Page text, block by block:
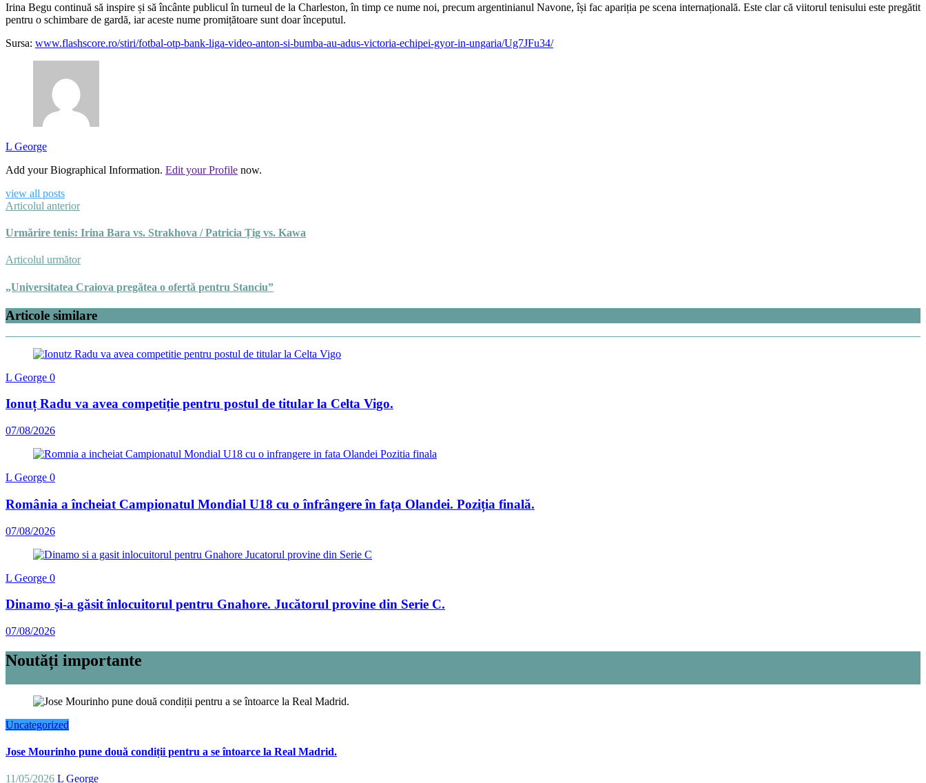
Irina Begu continuă să inspire și să încânte publicul în turneul de la Charleston, în timp ce nume noi, precum argentinianul Navone, își fac apariția pe scena internațională. Este clar că viitorul tenisului este pregătit
pentru o schimbare de gardă, iar aceste nume promițătoare sunt doar începutul.
Sursa: www.flashscore.ro/stiri/fotbal-otp-bank-liga-video-anton-si-bumba-au-adus-victoria-echipei-gyor-in-ungaria/Ug7JFu34/
L George
Add your Biographical Information. Edit your Profile now.
view all posts
Articolul anterior
Urmărire tenis: Irina Bara vs. Strakhova / Patricia Țig vs. Kawa
Articolul următor
„Universitatea Craiova pregătea o ofertă pentru Stanciu”
Articole similare
L George 0
Ionuț Radu va avea competiție pentru postul de titular la Celta Vigo.
07/08/2026
L George 0
România a încheiat Campionatul Mondial U18 cu o înfrângere în fața Olandei. Poziția finală.
07/08/2026
L George 0
Dinamo și-a găsit înlocuitorul pentru Gnahore. Jucătorul provine din Serie C.
07/08/2026
Noutăți importante
Uncategorized
Jose Mourinho pune două condiții pentru a se întoarce la Real Madrid.
11/05/2026 L George